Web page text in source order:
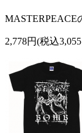
MASTERPEACE
2,778円(税込